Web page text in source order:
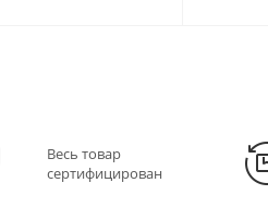
Весь товар
сертифицирован